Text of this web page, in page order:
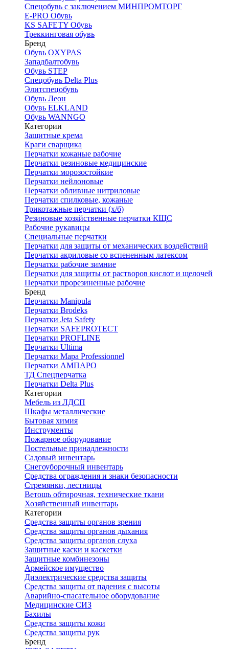
Спецобувь с заключением МИНПРОМТОРГ
E-PRO Обувь
KS SAFETY Обувь
Треккинговая обувь
Бренд
Обувь OXYPAS
Западбалтобувь
Обувь STEP
Спецобувь Delta Plus
Элитспецобувь
Обувь Леон
Обувь ELKLAND
Обувь WANNGO
Категории
Защитные крема
Краги сварщика
Перчатки кожаные рабочие
Перчатки резиновые медицинские
Перчатки морозостойкие
Перчатки нейлоновые
Перчатки обливные нитриловые
Перчатки спилковые, кожаные
Трикотажные перчатки (х/б)
Резиновые хозяйственные перчатки КЩС
Рабочие рукавицы
Специальные перчатки
Перчатки для защиты от механических воздействий
Перчатки акриловые со вспененным латексом
Перчатки рабочие зимние
Перчатки для защиты от растворов кислот и щелочей
Перчатки прорезиненные рабочие
Бренд
Перчатки Manipula
Перчатки Brodeks
Перчатки Jeta Safety
Перчатки SAFEPROTECT
Перчатки PROFLINE
Перчатки Ultima
Перчатки Мара Professionnel
Перчатки АМПАРО
ТД Спецперчатка
Перчатки Delta Plus
Категории
Мебель из ЛДСП
Шкафы металлические
Бытовая химия
Инструменты
Пожарное оборудование
Постельные принадлежности
Садовый инвентарь
Снегоуборочный инвентарь
Средства ограждения и знаки безопасности
Стремянки, лестницы
Ветошь обтирочная, технические ткани
Хозяйственный инвентарь
Категории
Средства защиты органов зрения
Средства защиты органов дыхания
Средства защиты органов слуха
Защитные каски и каскетки
Защитные комбинезоны
Армейское имущество
Диэлектрические средства защиты
Средства защиты от падения с высоты
Аварийно-спасательное оборудование
Медицинские СИЗ
Бахилы
Средства защиты кожи
Средства защиты рук
Бренд